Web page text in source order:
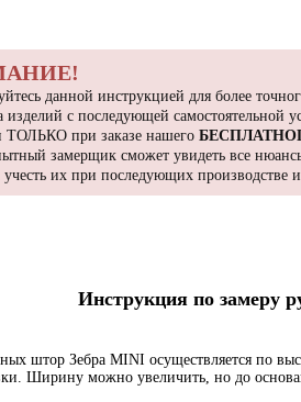
данной инструкцией для более
изделий с последующей
ТОЛЬКО при заказе нашего
замерщик сможет увидеть все
учесть их при последующих производстве
Инструкция по
штор Зебра MINI осуществляется по
Ширину можно увеличить, но до